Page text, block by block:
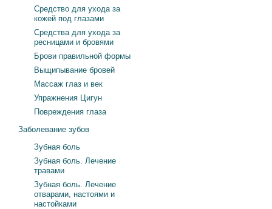
Средство для ухода за
кожей под глазами
Средства для ухода за
ресницами и бровями
Брови правильной формы
Выщипывание бровей
Массаж глаз и век
Упражнения Цигун
Повреждения глаза
Заболевание зубов
Зубная боль
Зубная боль. Лечение
травами
Зубная боль. Лечение
отварами, настоями и
настойками